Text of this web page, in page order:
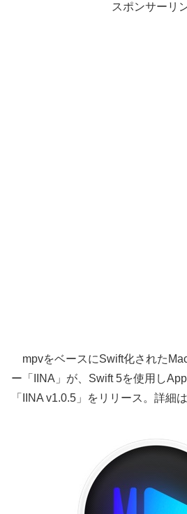
スポンサーリ
mpvをベースにSwift化された
ー「IINA」が、Swift 5を使用し
「IINA v1.0.5」をリリース。詳細